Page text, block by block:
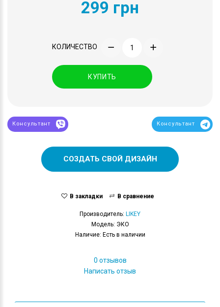
299 грн
КОЛИЧЕСТВО
КУПИТЬ
Консультант Консультант
СОЗДАТЬ СВОЙ ДИЗАЙН
В закладки В сравнение
Производитель: LIKEY
Модель: ЭКО
Наличие: Есть в наличии
0 отзывов
Написать отзыв